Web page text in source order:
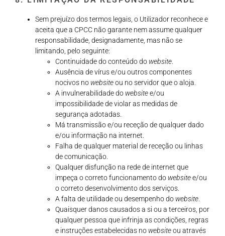
Sem prejuízo dos termos legais, o Utilizador reconhece e
aceita que a CPCC não garante nem assume qualquer
responsabilidade, designadamente, mas não se
limitando, pelo seguinte:
Continuidade do conteúdo do website.
Ausência de vírus e/ou outros componentes
nocivos no websiteou no servidor que o aloja.
A invulnerabilidade do websitee/ou
impossibilidade de violar as medidas de
segurança adotadas.
Má transmissão e/ou receção de qualquer dado
e/ou informação na internet.
Falha de qualquer material de receção ou linhas
de comunicação.
Qualquer disfunção na rede de internet que
impeça o correto funcionamento do websitee/ou
o correto desenvolvimento dos serviços.
A falta de utilidade ou desempenho do website.
Quaisquer danos causados a si ou a terceiros, por
qualquer pessoa que infrinja as condições, regras
e instruções estabelecidas no websiteou através